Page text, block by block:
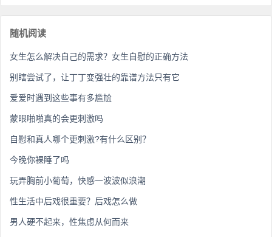
随机阅读
女生怎么解决自己的需求？女生自慰的正确方法
别瞎尝试了，让丁丁变强壮的靠谱方法只有它
爱爱时遇到这些事有多尴尬
蒙眼啪啪真的会更刺激吗
自慰和真人哪个更刺激?有什么区别？
今晚你裸睡了吗
玩弄胸前小葡萄，快感一波波似浪潮
性生活中后戏很重要？后戏怎么做
男人硬不起来，性焦虑从何而来